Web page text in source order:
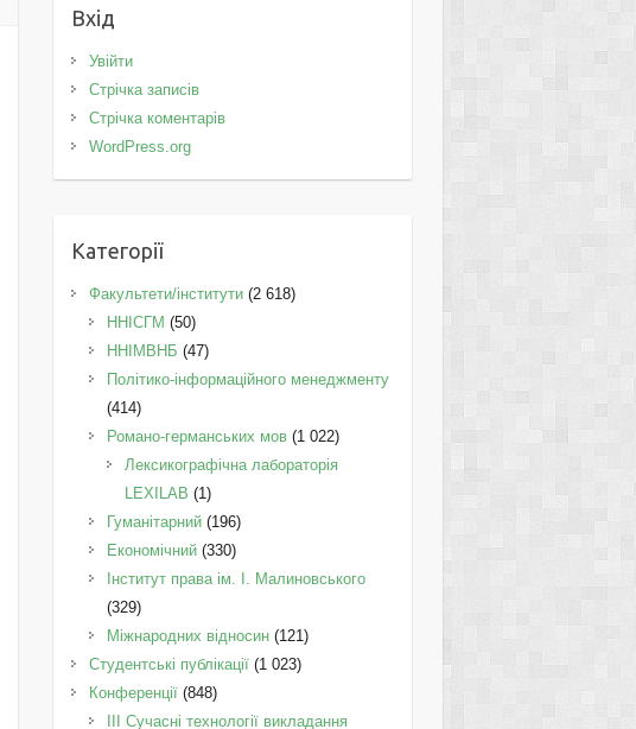
Вхід
Увійти
Стрічка записів
Стрічка коментарів
WordPress.org
Категорії
Факультети/інститути(2 618)
ННІСГМ (50)
ННІМВНБ (47)
Політико-інформаційного менеджменту
(414)
Романо-германських мов(1 022)
Лексикографічна лабораторія
LEXILAB (1)
Гуманітарний(196)
Економічний(330)
Інститут права ім. І. Малиновського
(329)
Міжнародних відносин(121)
Студентські публікації(1 023)
Конференції(848)
III Сучасні технології викладання